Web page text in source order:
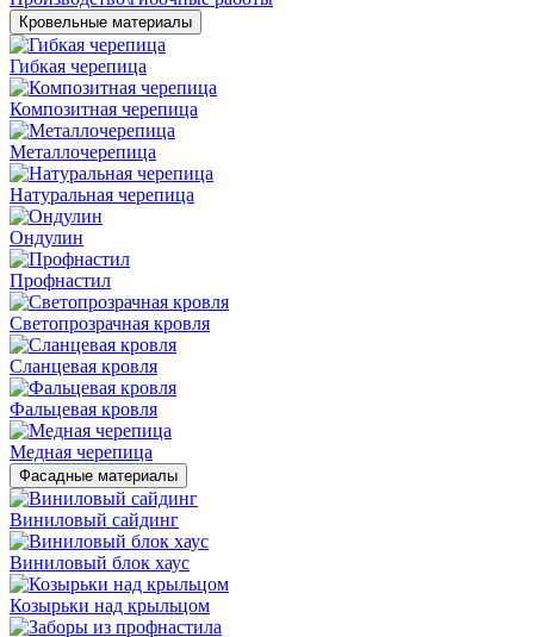
Кровельные материалы
Гибкая черепица
Композитная черепица
Металлочерепица
Натуральная черепица
Ондулин
Профнастил
Светопрозрачная кровля
Сланцевая кровля
Фальцевая кровля
Медная черепица
Фасадные материалы
Виниловый сайдинг
Виниловый блок хаус
Козырьки над крыльцом